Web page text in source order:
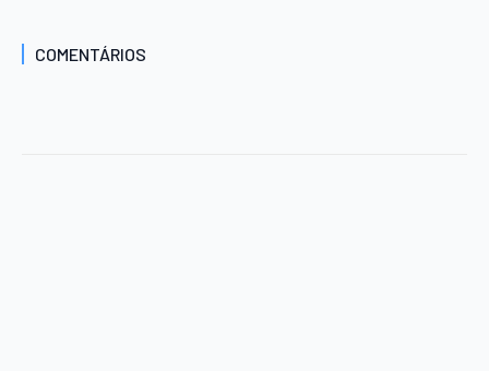
COMENTÁRIOS